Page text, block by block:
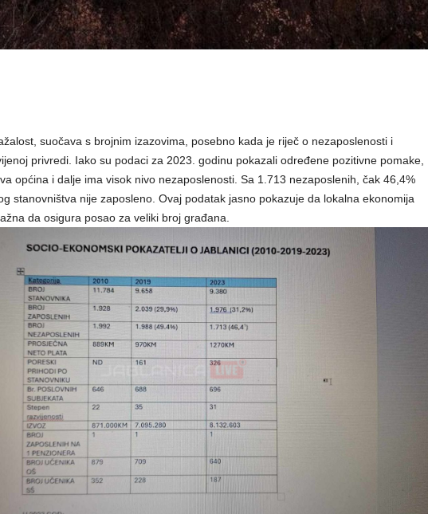
suočava s brojnim izazovima, posebno kada je riječ o nezaposlenosti i
privredi. Iako su podaci za 2023. godinu pokazali određene pozitivne pomake,
općina i dalje ima visok nivo nezaposlenosti. Sa 1.713 nezaposlenih, čak 46,4%
stanovništva nije zaposleno. Ovaj podatak jasno pokazuje da lokalna ekonomija
da osigura posao za veliki broj građana.